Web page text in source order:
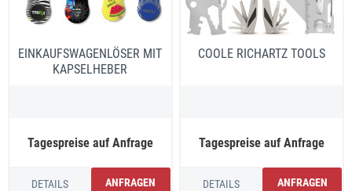
EINKAUFSWAGENLÖSER MIT
KAPSELHEBER
Tagespreise auf Anfrage
DETAILS ANFRAGEN
COOLE RICHARTZ TOOLS
Tagespreise auf Anfrage
DETAILS ANFRAGEN